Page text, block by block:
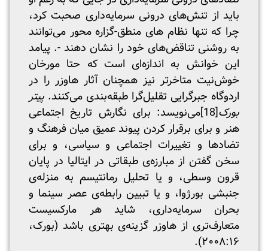
باید از تنش‌های درونی سرمایه‌داری صحبت کرد،
چرا که تنها نظام های منطق-گزاره محور می‌توانند
به روشنی تناقض‌های خود را نشان دهند -. پیامد
این خوانش به اندازه‌ای است که حتا مورخان
خوش‌نیت متاخرتر نیز همچنان آثار هاوزر را در
اردوگاه جبرگرایی تقلیل‌گرا طبقه‌بندی می‌کنند. پیتر
بورک[18]
می‌نویسد: برای نگارش تاریخ اجتماعی
هنر و برای برقرار کردن پیوند عمیق میان فرهنگ و
تضادها و تغییرات اجتماعی و سیاسی، و برای
سخن گفتن از مبارزه‌ی طبقاتی در ایتالیا در پایان
قرون وسطی، و یا تحلیل رمانتیسم به منزله‌ی
جنبشی بورژوا، و یا تبیین رابطه‌ی عصر سینما و
بحران سرمایه‌داری، شاید هر مارکسیست
متعارف‌تری از هاوزر گزینه‌ی بهتری باشد (بورک،
۲۰۰۸:۱۶).